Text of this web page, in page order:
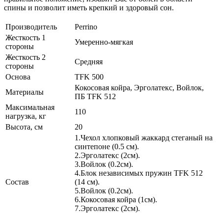
спины и позволит иметь крепкий и здоровый сон.
Производитель
Perrino
Жесткость 1
стороны
Умеренно-мягкая
Жесткость 2
стороны
Средняя
Основа
TFK 500
Материалы
Кокосовая койра, Эрголатекс, Войлок,
ПБ TFK 512
Максимальная
нагрузка, кг
110
Высота, см
20
Состав
1.Чехол хлопковый жаккард стеганый на
синтепоне (0.5 см).
2.Эрголатекс (2см).
3.Войлок (0.2см).
4.Блок независимых пружин TFK 512
(14 см).
5.Войлок (0.2см).
6.Кокосовая койра (1см).
7.Эрголатекс (2см).